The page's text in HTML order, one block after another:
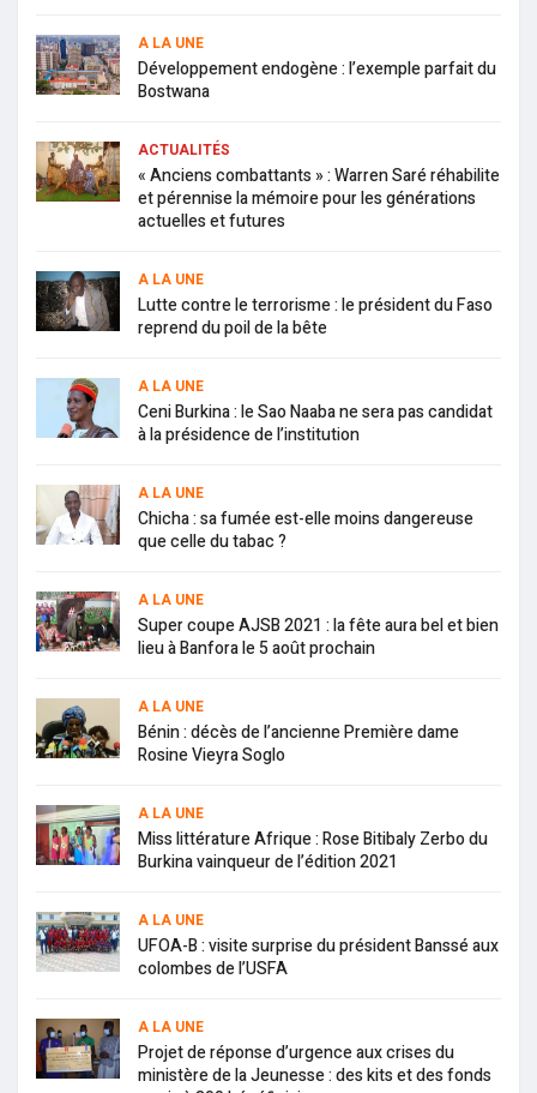
A LA UNE
Développement endogène : l’exemple parfait du
Bostwana
ACTUALITÉS
« Anciens combattants » : Warren Saré réhabilite
et pérennise la mémoire pour les générations
actuelles et futures
A LA UNE
Lutte contre le terrorisme : le président du Faso
reprend du poil de la bête
A LA UNE
Ceni Burkina : le Sao Naaba ne sera pas candidat
à la présidence de l’institution
A LA UNE
Chicha : sa fumée est-elle moins dangereuse
que celle du tabac ?
A LA UNE
Super coupe AJSB 2021 : la fête aura bel et bien
lieu à Banfora le 5 août prochain
A LA UNE
Bénin : décès de l’ancienne Première dame
Rosine Vieyra Soglo
A LA UNE
Miss littérature Afrique : Rose Bitibaly Zerbo du
Burkina vainqueur de l’édition 2021
A LA UNE
UFOA-B : visite surprise du président Banssé aux
colombes de l’USFA
A LA UNE
Projet de réponse d’urgence aux crises du
ministère de la Jeunesse : des kits et des fonds